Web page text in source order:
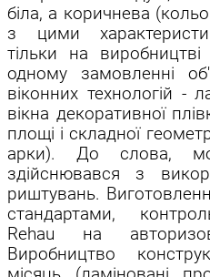
біла, а коричнева
з цими
тільки на
одному замовленні
віконних технологій -
вікна декоративної
площі і складної
арки). До слова,
здійснювався з
риштувань.
стандартами,
Rehau на
Виробництво